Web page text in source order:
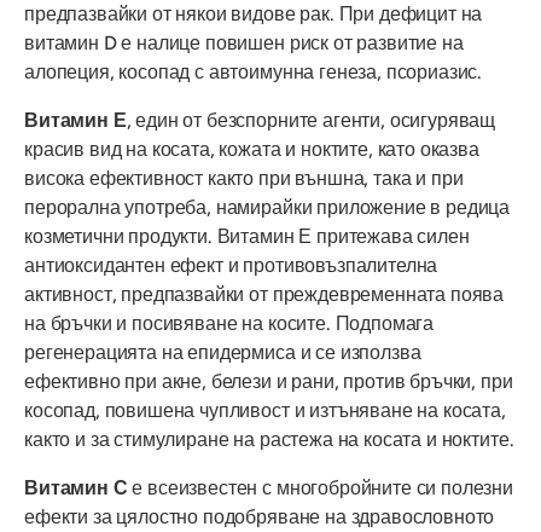
предпазвайки от някои видове рак. При дефицит на
витамин D е налице повишен риск от развитие на
алопеция, косопад с автоимунна генеза, псориазис.
Витамин Е, един от безспорните агенти, осигуряващ
красив вид на косата, кожата и ноктите, като оказва
висока ефективност както при външна, така и при
перорална употреба, намирайки приложение в редица
козметични продукти. Витамин Е притежава силен
антиоксидантен ефект и противовъзпалителна
активност, предпазвайки от преждевременната поява
на бръчки и посивяване на косите. Подпомага
регенерацията на епидермиса и се използва
ефективно при акне, белези и рани, против бръчки, при
косопад, повишена чупливост и изтъняване на косата,
както и за стимулиране на растежа на косата и ноктите.
Витамин С е всеизвестен с многобройните си полезни
ефекти за цялостно подобряване на здравословното